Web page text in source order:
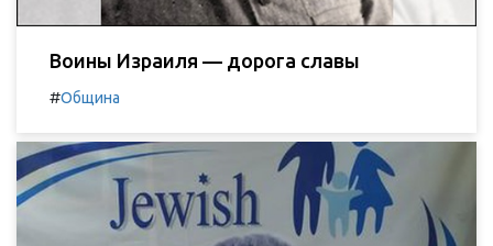
Воины Израиля — дорога славы
#Община